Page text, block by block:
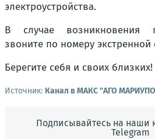
электроустройства.
В случае возникновения
звоните по номеру экстренной
Берегите себя и своих близких!
Источник: Канал в МАКС "АГО
Подписывайтесь на наши
Telegram